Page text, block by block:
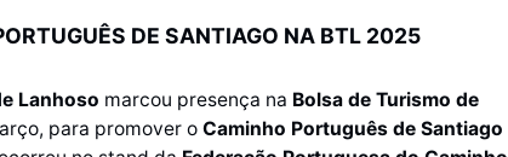
DE SANTIAGO NA BTL 2025
Lanhoso marcou presença na Bolsa de Turismo de
para promover o Caminho Português de Santiago